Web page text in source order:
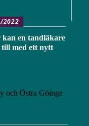
2022
kan en tandläkare
med ett nytt
och Östra Göinge